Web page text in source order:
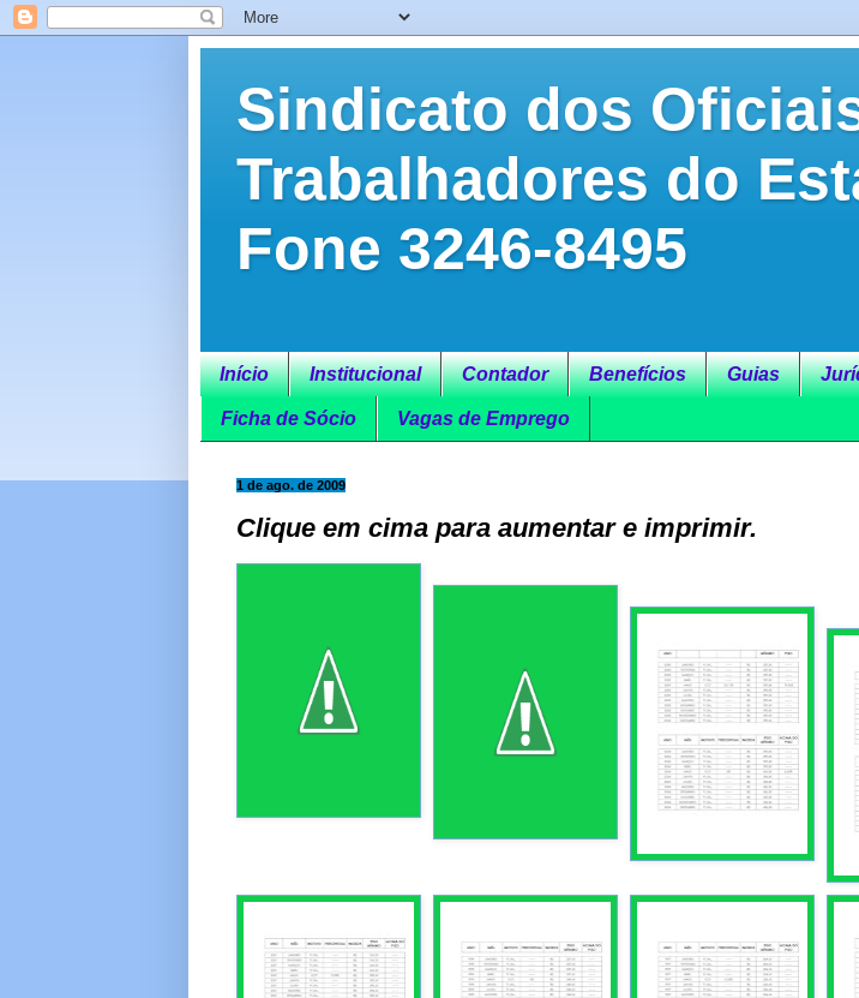
Sindicato dos
Trabalhadores do
Fone 3246-8495
Início Institucional Contador Benefícios Guias
Ficha de Sócio Vagas de Emprego
1 de ago. de 2009
Clique em cima para aumentar e imprimir.